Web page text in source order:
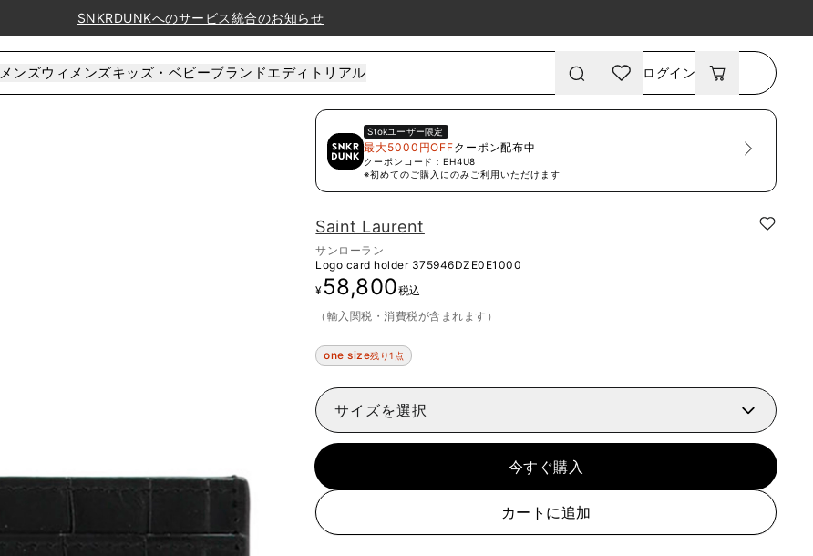
SNKRDUNKへのサービス統合のお知らせ
メンズウィメンズキッズ・ベビーブランドエディトリアル ログイン
Stokユーザー限定
最大5000円OFFクーポン配布中
クーポンコード： EH4U8
※初めてのご購入にのみご利用いただけます
Saint Laurent
サンローラン
Logo card holder 375946DZE0E1000
¥ 58,800税込
（輸入関税・消費税が含まれます）
one size残り1点
サイズを選択
今すぐ購入
カートに追加